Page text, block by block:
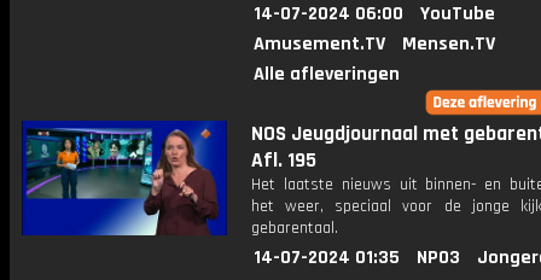
14-07-2024 06:00
YouTube
Amusement.TV
Mensen.TV
Alle afleveringen
NOS Jeugdjournaal met
Afl. 195
Het laatste nieuws uit binnen- en
het weer, speciaal voor de jonge
gebarentaal.
14-07-2024 01:35 NPO3